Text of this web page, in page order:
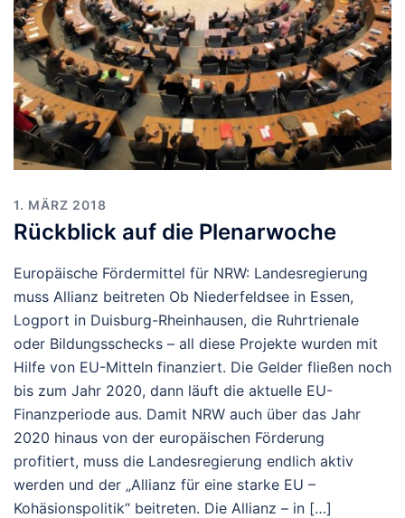
1. MÄRZ 2018
Rückblick auf die Plenarwoche
Europäische Fördermittel für NRW: Landesregierung
muss Allianz beitreten Ob Niederfeldsee in Essen,
Logport in Duisburg-Rheinhausen, die Ruhrtrienale
oder Bildungsschecks – all diese Projekte wurden mit
Hilfe von EU-Mitteln finanziert. Die Gelder fließen noch
bis zum Jahr 2020, dann läuft die aktuelle EU-
Finanzperiode aus. Damit NRW auch über das Jahr
2020 hinaus von der europäischen Förderung
profitiert, muss die Landesregierung endlich aktiv
werden und der „Allianz für eine starke EU –
Kohäsionspolitik“ beitreten. Die Allianz – in […]